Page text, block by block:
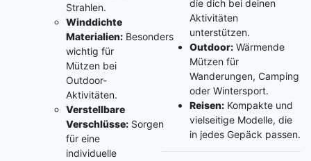
Strahlen.
Winddichte
Materialien: Besonders
wichtig für
Mützen bei
Outdoor-
Aktivitäten.
Verstellbare
Verschlüsse: Sorgen
für eine
individuelle
die dich bei deinen
Aktivitäten
unterstützen.
Outdoor:Wärmende
Mützen für
Wanderungen, Camping
oder Wintersport.
Reisen:Kompakte und
vielseitige Modelle, die
in jedes Gepäck passen.